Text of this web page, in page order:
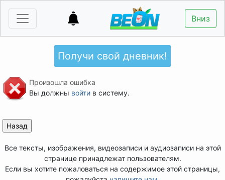
Вниз
Получи свой дневник!
Произошла ошибка
Вы должны войтив систему.
Все тексты, изображения, видеозаписи и аудиозаписи на этой
странице принадлежат пользователям.
Если вы хотите пожаловаться на содержимое этой страницы,